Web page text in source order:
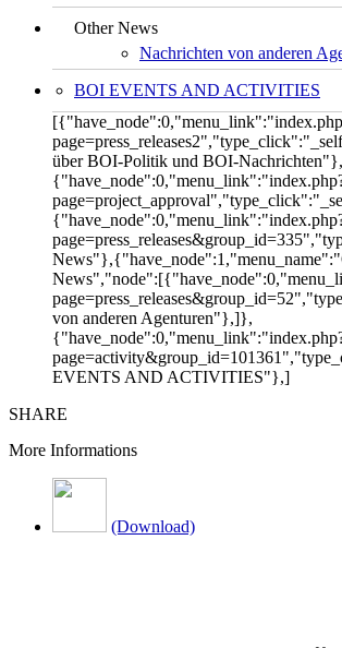
Other News
Nachrichten von anderen
BOI EVENTS AND ACTIVITIES
über BOI-Politik und BOI-Nachrichten"},
von anderen Agenturen"},]},
EVENTS AND ACTIVITIES"},]
SHARE
More Informations
(Download)